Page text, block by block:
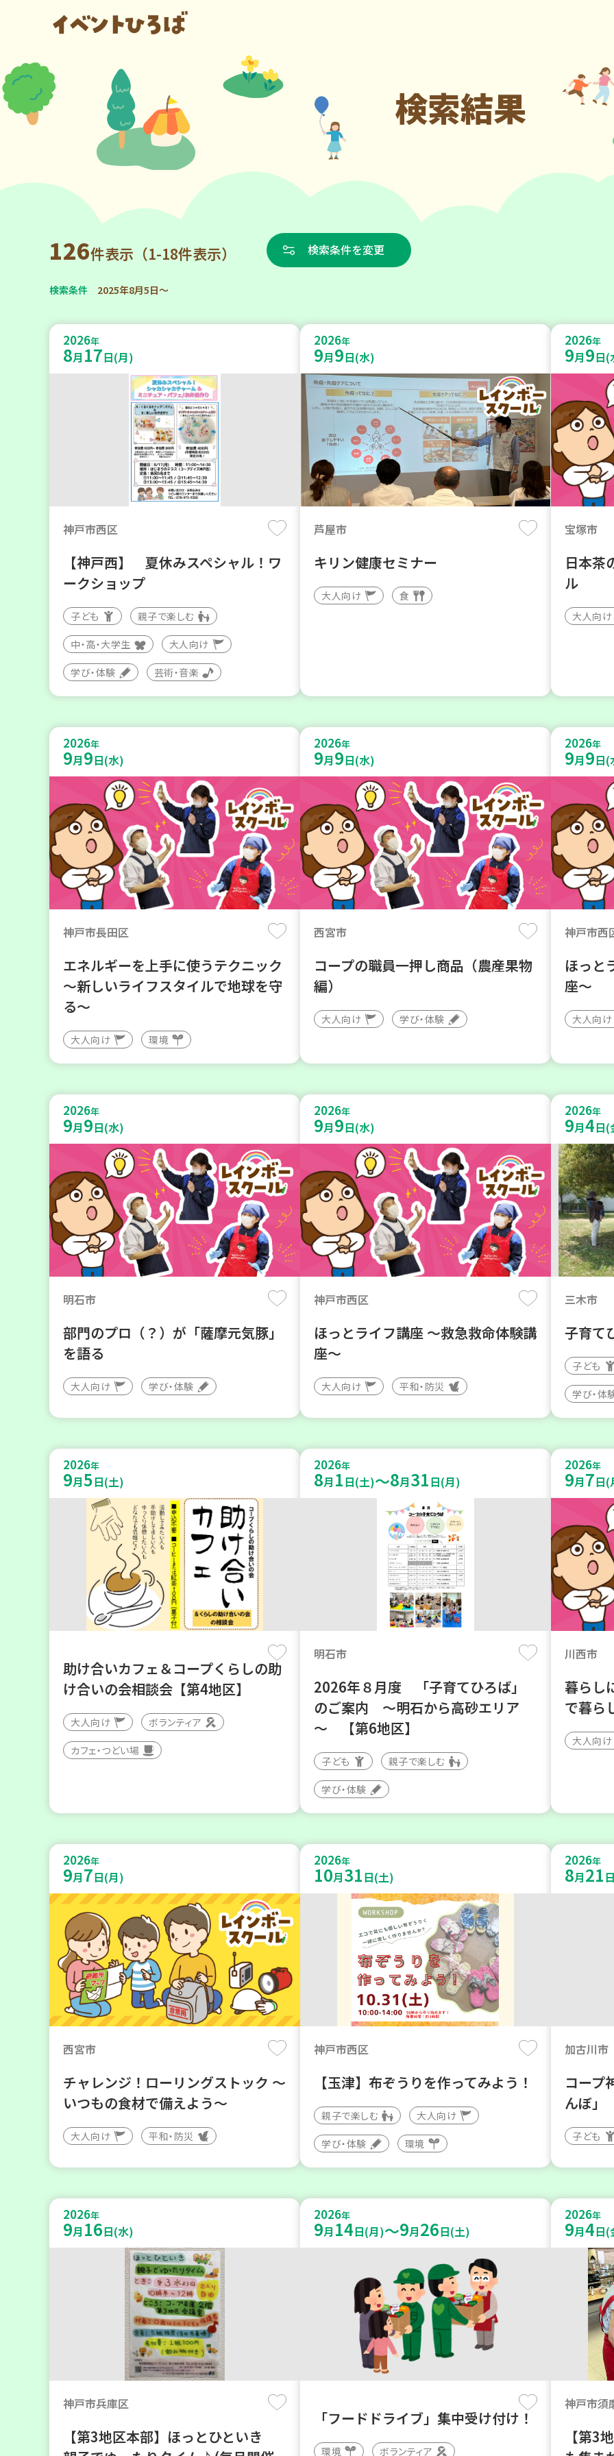
検索結果
126件表示（1-18件表示） 検索条件を変更
検索条件 2025年8月5日～
2026年
8月 17日(月)
神戸市西区
【神戸西】 夏休みスペシャル！ワ
ークショップ
子ども 親子で楽しむ
中・高・大学生 大人向け
学び・体験 芸術・音楽
2026年
9月9日(水)
芦屋市
キリン健康セミナー
大人向け 食
2026年
9月9日(
宝塚市
日本茶
ル
大人向け
2026年
9月9日(水)
神戸市長田区
エネルギーを上手に使うテクニック
～新しいライフスタイルで地球を守
る～
大人向け 環境
2026年
9月9日(水)
西宮市
コープの職員一押し商品（農産果物
編）
大人向け 学び・体験
2026年
9月9日(
神戸市西
ほっと
座～
大人向け
2026年
9月9日(水)
明石市
部門のプロ（？）が「薩摩元気豚」
を語る
大人向け 学び・体験
2026年
9月9日(水)
神戸市西区
ほっとライフ講座 ～救急救命体験講
座～
大人向け 平和・防災
2026年
9月4日(
三木市
子育て
子ども
学び・体
2026年
9月5日(土)
助け合いカフェ＆コープくらしの助
け合いの会相談会【第4地区】
大人向け ボランティア
カフェ・つどい場
2026年
8月 1日(土)～8月31日(月)
明石市
2026年８月度 「子育てひろば」
のご案内 ～明石から高砂エリア
～ 【第6地区】
子ども 親子で楽しむ
学び・体験
2026年
9月7日(
川西市
暮らし
で暮ら
大人向け
2026年
9月7日(月)
西宮市
チャレンジ！ローリングストック ～
いつもの食材で備えよう～
大人向け 平和・防災
2026年
10月31日(土)
神戸市西区
【玉津】布ぞうりを作ってみよう！
親子で楽しむ 大人向け
学び・体験 環境
2026年
8月21
加古川市
コープ
んぼ」
子ども
2026年
9月 16日(水)
神戸市兵庫区
【第3地区本部】ほっとひといき
2026年
9月 14日(月)～9月26日(土)
「フードドライブ」集中受け付け！
環境 ボランティア
2026年
9月4日(
神戸市須
【第3